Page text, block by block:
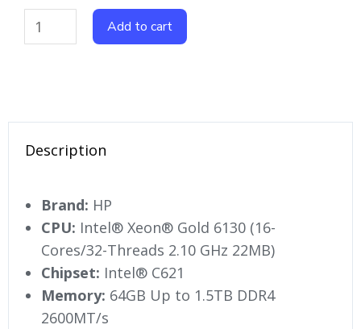
Add to cart
Description
Brand: HP
CPU: Intel® Xeon® Gold 6130 (16-
Cores/32-Threads 2.10 GHz 22MB)
Chipset: Intel® C621
Memory: 64GB Up to 1.5TB DDR4
2600MT/s